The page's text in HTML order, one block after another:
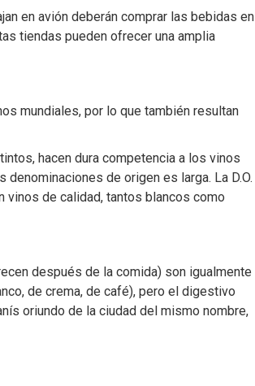
en avión deberán comprar las bebidas en
tiendas pueden ofrecer una amplia
mundiales, por lo que también resultan
hacen dura competencia a los vinos
de origen es larga. La D.O.
vinos de calidad, tantos blancos como
después de la comida) son igualmente
de crema, de café), pero el digestivo
oriundo de la ciudad del mismo nombre,